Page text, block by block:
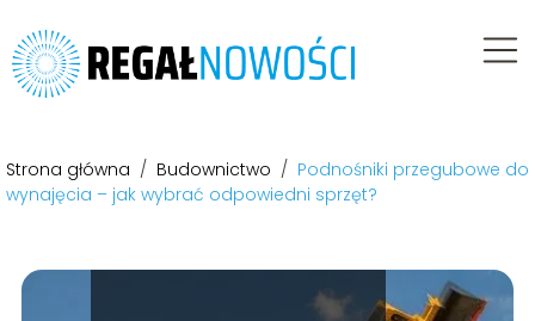
Strona główna / Budownictwo / Podnośniki przegubowe do
wynajęcia – jak wybrać odpowiedni sprzęt?